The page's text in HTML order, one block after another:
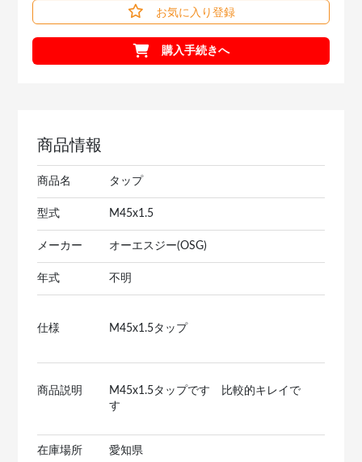
お気に入り登録
購入手続きへ
商品情報
商品名 タップ
型式 M45x1.5
メーカー オーエスジー(OSG)
年式 不明
仕様 M45x1.5タップ
商品説明
M45x1.5タップです 比較的キレイで
す
在庫場所 愛知県